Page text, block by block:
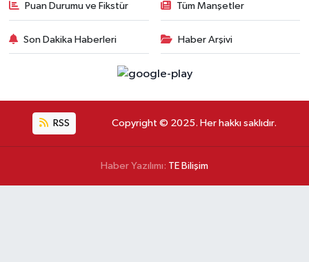
Puan Durumu ve Fikstür Tüm Manşetler
Son Dakika Haberleri Haber Arşivi
RSS Copyright © 2025. Her hakkı saklıdır.
Haber Yazılımı: TE Bilişim